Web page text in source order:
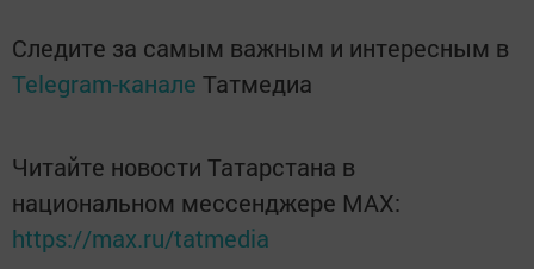
Следите за самым важным и интересным в
Telegram-канале Татмедиа
Читайте новости Татарстана в
национальном мессенджере MАХ:
https://max.ru/tatmedia